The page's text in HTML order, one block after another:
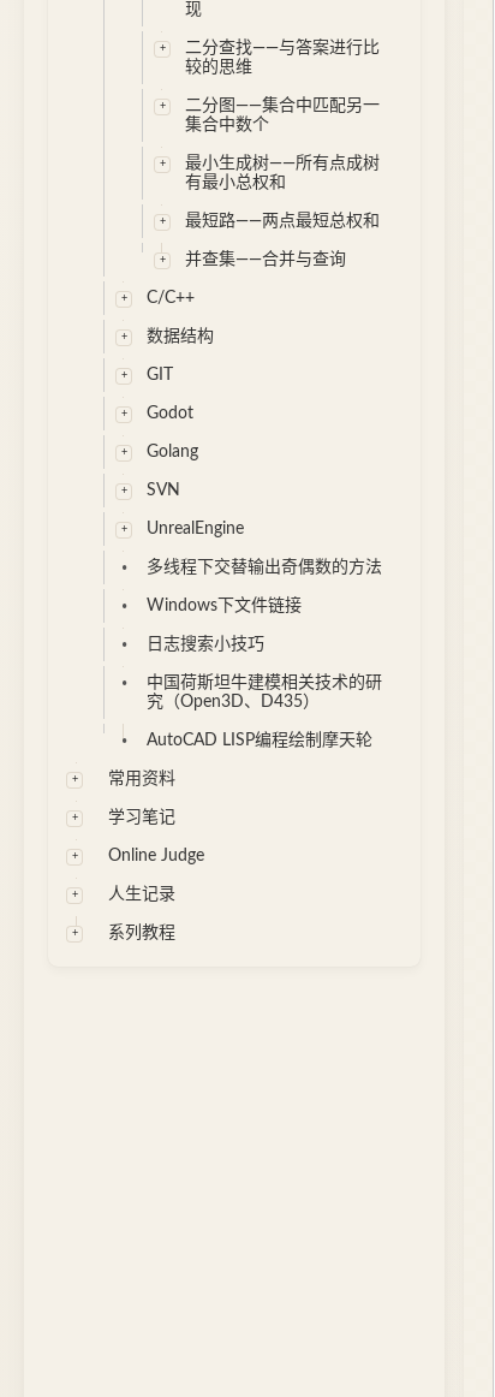
现
二分查找——与答案进行比
较的思维
二分图——集合中匹配另一
集合中数个
最小生成树——所有点成树
有最小总权和
最短路——两点最短总权和
并查集——合并与查询
C/C++
数据结构
GIT
Godot
Golang
SVN
UnrealEngine
多线程下交替输出奇偶数的方法
Windows下文件链接
日志搜索小技巧
中国荷斯坦牛建模相关技术的研
究（Open3D、D435）
AutoCAD LISP编程绘制摩天轮
常用资料
学习笔记
Online Judge
人生记录
系列教程